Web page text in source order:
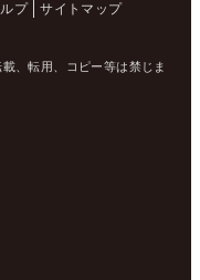
プ サイトマップ
、転用、コピー等は禁じま